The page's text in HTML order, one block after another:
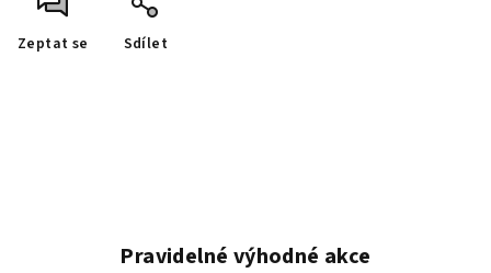
Zeptat se Sdílet
Pravidelné výhodné akce